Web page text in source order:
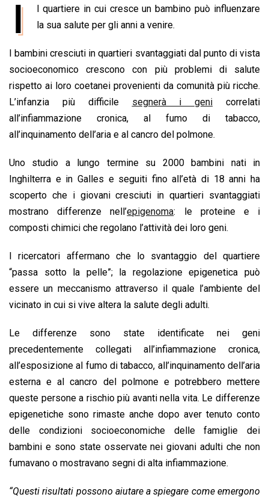
o
o
k
a
t
A
p
p
n
k
d
I
n
r
e
d
s
a
i
p
y
i
k
i
n
I
l quartiere in cui cresce un bambino può influenzare
la sua salute per gli anni a venire.
I bambini cresciuti in quartieri svantaggiati dal punto di vista
socioeconomico crescono con più problemi di salute
rispetto ai loro coetanei provenienti da comunità più ricche.
L’infanzia più difficile segnerà i geni correlati
all’infiammazione cronica, al fumo di tabacco,
all’inquinamento dell’aria e al cancro del polmone.
Uno studio a lungo termine su 2000 bambini nati in
Inghilterra e in Galles e seguiti fino all’età di 18 anni ha
scoperto che i giovani cresciuti in quartieri svantaggiati
mostrano differenze nell’epigenoma: le proteine ​​e i
composti chimici che regolano l’attività dei loro geni.
I ricercatori affermano che lo svantaggio del quartiere
“passa sotto la pelle”; la regolazione epigenetica può
essere un meccanismo attraverso il quale l’ambiente del
vicinato in cui si vive altera la salute degli adulti.
Le differenze sono state identificate nei geni
precedentemente collegati all’infiammazione cronica,
all’esposizione al fumo di tabacco, all’inquinamento dell’aria
esterna e al cancro del polmone e potrebbero mettere
queste persone a rischio più avanti nella vita. Le differenze
epigenetiche sono rimaste anche dopo aver tenuto conto
delle condizioni socioeconomiche delle famiglie dei
bambini e sono state osservate nei giovani adulti che non
fumavano o mostravano segni di alta infiammazione.
“Questi risultati possono aiutare a spiegare come emergono